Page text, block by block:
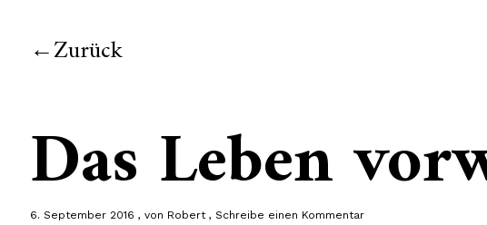
Zurück
Das Leben
6. September 2016 von Robert
Schreibe einen Kommentar